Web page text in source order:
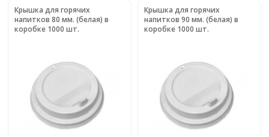
Крышка для горячих
напитков 80 мм. (белая) в
коробке 1000 шт.
Крышка для горячих
напитков 90 мм. (белая) в
коробке 1000 шт.